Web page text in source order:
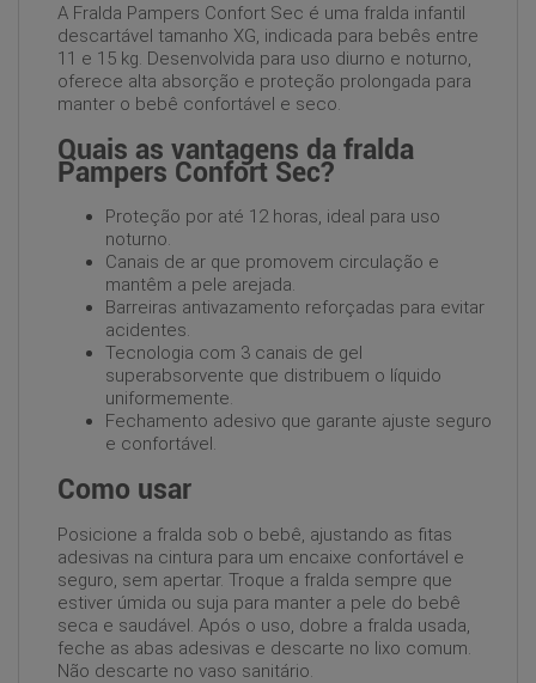
A Fralda Pampers Confort Sec é uma fralda infantil
descartável tamanho XG, indicada para bebês entre
11 e 15 kg. Desenvolvida para uso diurno e noturno,
oferece alta absorção e proteção prolongada para
manter o bebê confortável e seco.
Quais as vantagens da fralda
Pampers Confort Sec?
Proteção por até 12 horas, ideal para uso
noturno.
Canais de ar que promovem circulação e
mantêm a pele arejada.
Barreiras antivazamento reforçadas para evitar
acidentes.
Tecnologia com 3 canais de gel
superabsorvente que distribuem o líquido
uniformemente.
Fechamento adesivo que garante ajuste seguro
e confortável.
Como usar
Posicione a fralda sob o bebê, ajustando as fitas
adesivas na cintura para um encaixe confortável e
seguro, sem apertar. Troque a fralda sempre que
estiver úmida ou suja para manter a pele do bebê
seca e saudável. Após o uso, dobre a fralda usada,
feche as abas adesivas e descarte no lixo comum.
Não descarte no vaso sanitário.